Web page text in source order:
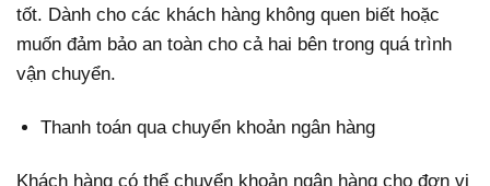
tốt. Dành cho các khách hàng không quen biết hoặc
muốn đảm bảo an toàn cho cả hai bên trong quá trình
vận chuyển.
Thanh toán qua chuyển khoản ngân hàng
Khách hàng có thể chuyển khoản ngân hàng cho đơn vị